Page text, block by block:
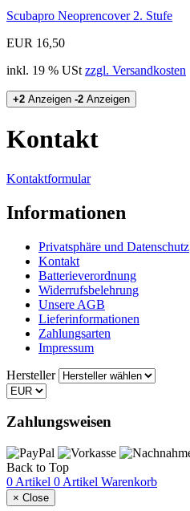
Scubapro Neoprencover 2. Stufe
EUR 16,50
inkl. 19 % USt zzgl. Versandkosten
+2 Anzeigen -2 Anzeigen
Kontakt
Kontaktformular
Informationen
Privatsphäre und Datenschutz
Kontakt
Batterieverordnung
Widerrufsbelehrung
Unsere AGB
Lieferinformationen
Zahlungsarten
Impressum
Hersteller
Zahlungsweisen
Back to Top
0 Artikel 0 Artikel Warenkorb
× Close